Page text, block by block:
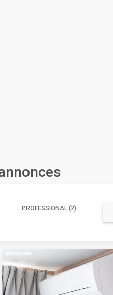
PROFESSIONAL (2)